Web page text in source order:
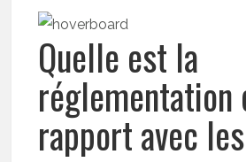
Quelle est la
réglementation
rapport avec